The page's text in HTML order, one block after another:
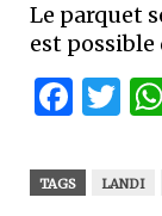
Le parquet
est
TAGS LANDI